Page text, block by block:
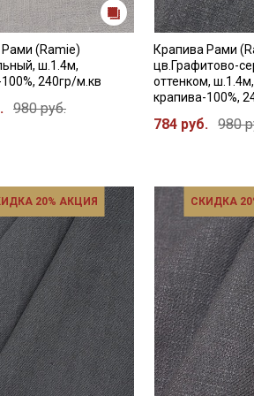
(Ramie)
ш.1.4м,
240гр/м.кв
980 руб.
Крапива Рами
цв.Графитово-
оттенком, ш.1.4м,
крапива-100%,
784 руб. 980
20% АКЦИЯ СКИДКА